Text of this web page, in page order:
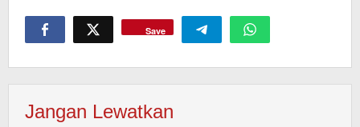
Save
Jangan Lewatkan